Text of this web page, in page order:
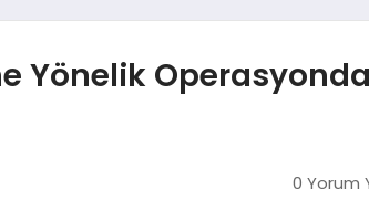
Yönelik
0 Yorum